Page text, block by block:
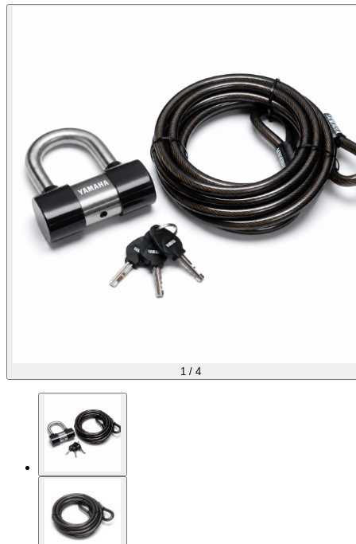
1 / 4